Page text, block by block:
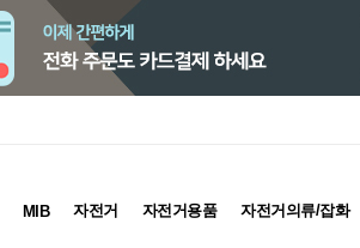
MIB 자전거 자전거용품 자전거의류/잡화